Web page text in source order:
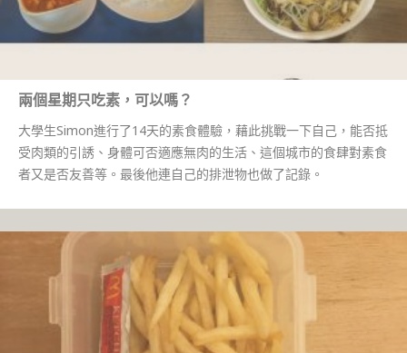
兩個星期只吃素，可以嗎？
大學生Simon進行了14天的素食體驗，藉此挑戰一下自己，能否抵
受肉類的引誘、身體可否適應無肉的生活、這個城市的食肆對素食
者又是否友善等。最後他連自己的排泄物也做了記錄。